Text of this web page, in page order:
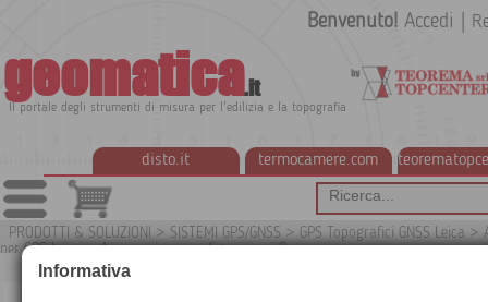
geomatica.it
Il portale degli strumenti di misura per l'edilizia e la topografia
disto.it termocamere.com
Benvenuto! Accedi
PRODOTTI & SOLUZIONI > SISTEMI GPS/GNSS > GPS Topografici GNSS Leica >
per GPS Leica>Accessori per configurazione Base
Informativa